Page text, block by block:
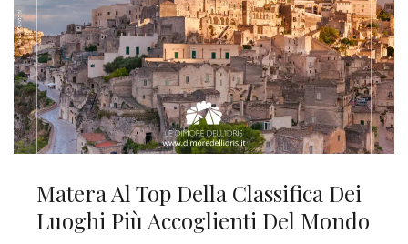
Matera Al Top Della Classifica Dei
Luoghi Più Accoglienti Del Mondo